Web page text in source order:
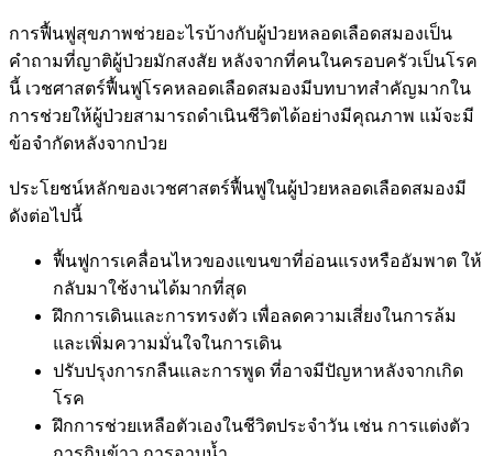
การฟื้นฟูสุขภาพช่วยอะไรบ้างกับผู้ป่วยหลอดเลือดสมองเป็น
คำถามที่ญาติผู้ป่วยมักสงสัย หลังจากที่คนในครอบครัวเป็นโรค
นี้ เวชศาสตร์ฟื้นฟูโรคหลอดเลือดสมองมีบทบาทสำคัญมากใน
การช่วยให้ผู้ป่วยสามารถดำเนินชีวิตได้อย่างมีคุณภาพ แม้จะมี
ข้อจำกัดหลังจากป่วย
ประโยชน์หลักของเวชศาสตร์ฟื้นฟูในผู้ป่วยหลอดเลือดสมองมี
ดังต่อไปนี้
ฟื้นฟูการเคลื่อนไหวของแขนขาที่อ่อนแรงหรืออัมพาต ให้
กลับมาใช้งานได้มากที่สุด
ฝึกการเดินและการทรงตัว เพื่อลดความเสี่ยงในการล้ม
และเพิ่มความมั่นใจในการเดิน
ปรับปรุงการกลืนและการพูด ที่อาจมีปัญหาหลังจากเกิด
โรค
ฝึกการช่วยเหลือตัวเองในชีวิตประจำวัน เช่น การแต่งตัว